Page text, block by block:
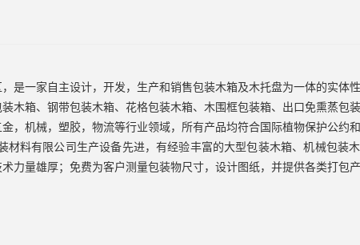
是一家自主设计，开发，生产和销售包装木箱及木托盘为一体的实体
木箱、钢带包装木箱、花格包装木箱、木围框包装箱、出口免熏蒸包
，机械，塑胶，物流等行业领域，所有产品均符合国际植物保护公约
料有限公司生产设备先进，有经验丰富的大型包装木箱、机械包装
力量雄厚；免费为客户测量包装物尺寸，设计图纸，并提供各类打包